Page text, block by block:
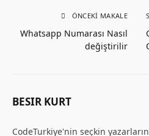
ÖNCEKI MAKALE
Whatsapp Numarası Nasıl
değiştirilir
BESIR KURT
CodeTurkiye'nin seçkin